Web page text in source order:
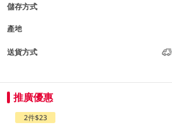
儲存方式
產地
送貨方式
推廣優惠
2件$23